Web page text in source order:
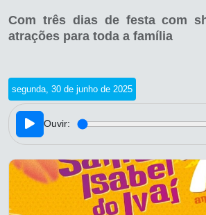
Com três dias de festa com
atrações para toda a família
segunda, 30 de junho de 2025
Ouvir: